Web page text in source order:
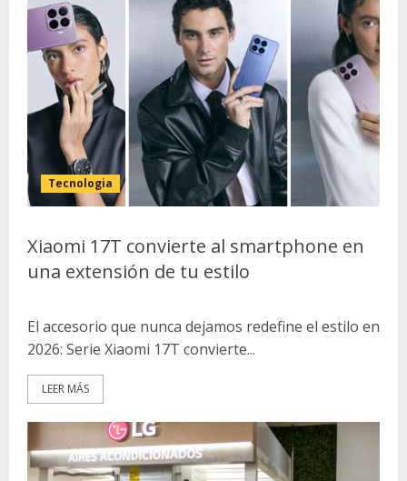
Tecnologia
Xiaomi 17T convierte al smartphone en
una extensión de tu estilo
El accesorio que nunca dejamos redefine el estilo en
2026: Serie Xiaomi 17T convierte...
LEER MÁS